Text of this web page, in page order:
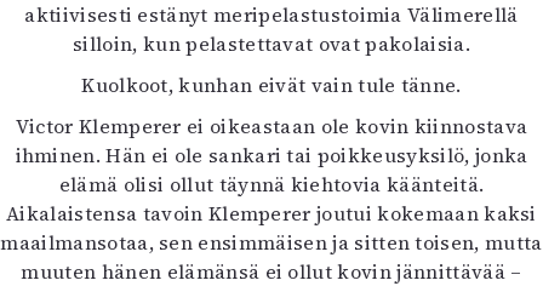
aktiivisesti estänyt meripelastustoimia Välimerellä
silloin, kun pelastettavat ovat pakolaisia.
Kuolkoot, kunhan eivät vain tule tänne.
Victor Klemperer ei oikeastaan ole kovin kiinnostava
ihminen. Hän ei ole sankari tai poikkeusyksilö, jonka
elämä olisi ollut täynnä kiehtovia käänteitä.
Aikalaistensa tavoin Klemperer joutui kokemaan kaksi
maailmansotaa, sen ensimmäisen ja sitten toisen, mutta
muuten hänen elämänsä ei ollut kovin jännittävää –